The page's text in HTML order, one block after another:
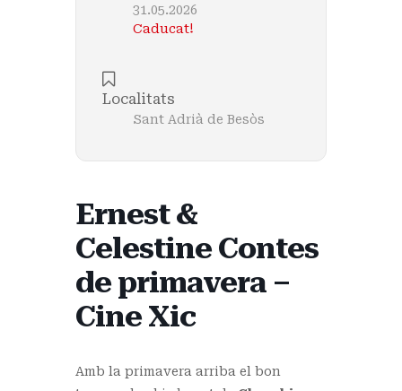
31.05.2026
Caducat!
Localitats
Sant Adrià de Besòs
Ernest &
Celestine Contes
de primavera –
Cine Xic
Amb la primavera arriba el bon